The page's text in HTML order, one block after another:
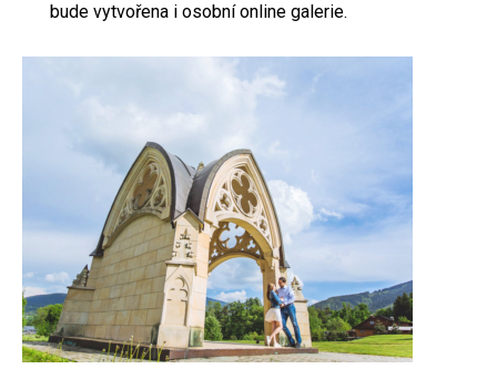
bude vytvořena i osobní online galerie.